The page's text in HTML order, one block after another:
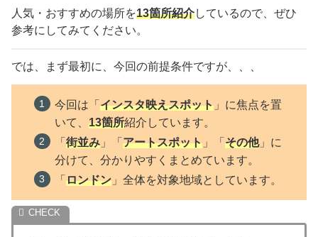
人気・おすすめの場所を13箇所紹介しているので、ぜひ
参考にしてみてください。
では、まず最初に、今回の前提条件ですが、、、
今回は「インスタ映えスポット 」に焦点を置
いて、13箇所紹介しています。
「街並み 」「アートスポット 」「その他」に
分けて、分かりやすくまとめています。
「ロンドン 」全体を対象地域としています。